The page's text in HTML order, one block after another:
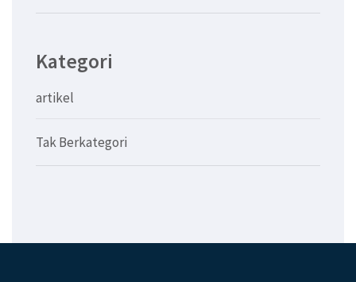
Kategori
artikel
Tak Berkategori